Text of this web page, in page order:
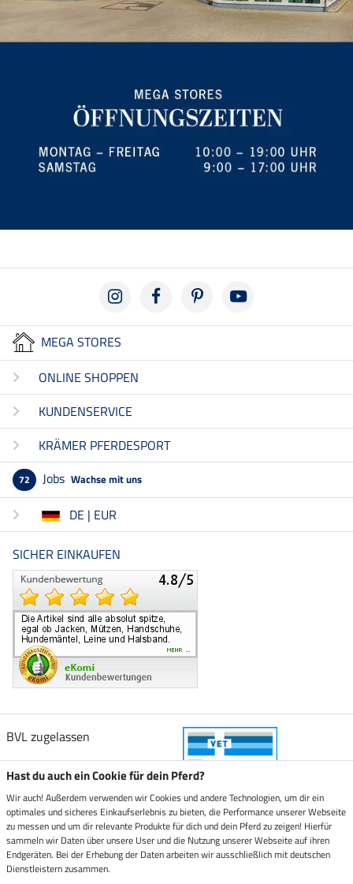
MEGA STORES
ONLINE SHOPPEN
KUNDENSERVICE
KRÄMER PFERDESPORT
72 Jobs Wachse mit uns
DE | EUR
SICHER EINKAUFEN
BVL zugelassen
Zustellung durch
Sicher bezahlen mit
Hast du auch ein Cookie für dein Pferd?
Wir auch! Außerdem verwenden wir Cookies und andere Technologien, um dir ein
optimales und sicheres Einkaufserlebnis zu bieten, die Performance unserer Webseite
zu messen und um dir relevante Produkte für dich und dein Pferd zu zeigen! Hierfür
sammeln wir Daten über unsere User und die Nutzung unserer Webseite auf ihren
Endgeräten. Bei der Erhebung der Daten arbeiten wir ausschließlich mit deutschen
Dienstleistern zusammen.